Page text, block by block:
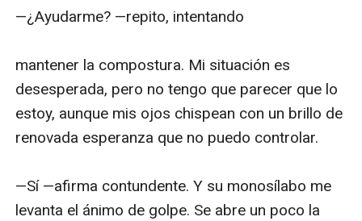
—¿Ayudarme? —repito, intentando
mantener la compostura. Mi situación es
desesperada, pero no tengo que parecer que lo
estoy, aunque mis ojos chispean con un brillo de
renovada esperanza que no puedo controlar.
—Sí —afirma contundente. Y su monosílabo me
levanta el ánimo de golpe. Se abre un poco la